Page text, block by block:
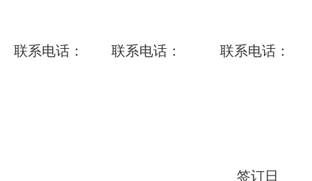
联系电话： 联系电话： 联系电话：
签订日